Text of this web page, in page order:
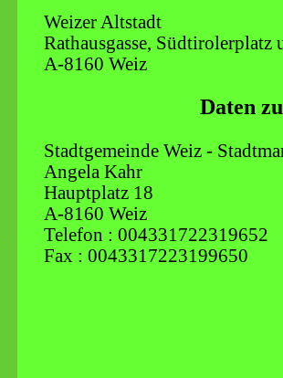
Weizer Altstadt
Rathausgasse, Südtirolerplatz
A-8160 Weiz
Daten
Stadtgemeinde Weiz -
Angela Kahr
Hauptplatz 18
A-8160 Weiz
Telefon : 004331722319652
Fax : 0043317223199650